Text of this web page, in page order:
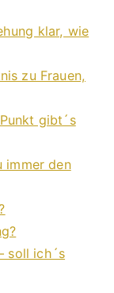
klar, wie
zu Frauen,
gibt´s
immer den
soll ich´s